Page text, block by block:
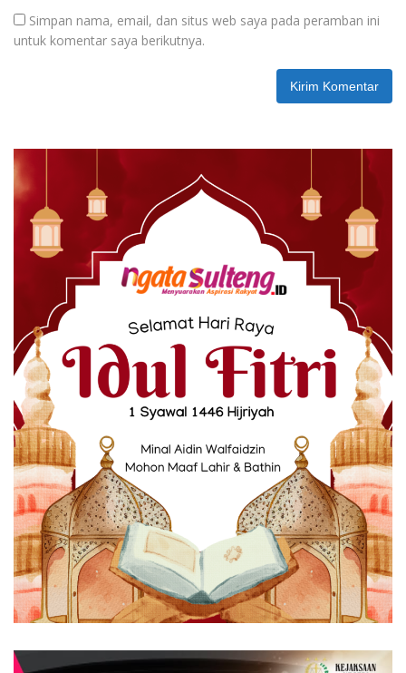
Simpan nama, email, dan situs web saya pada peramban ini
untuk komentar saya berikutnya.